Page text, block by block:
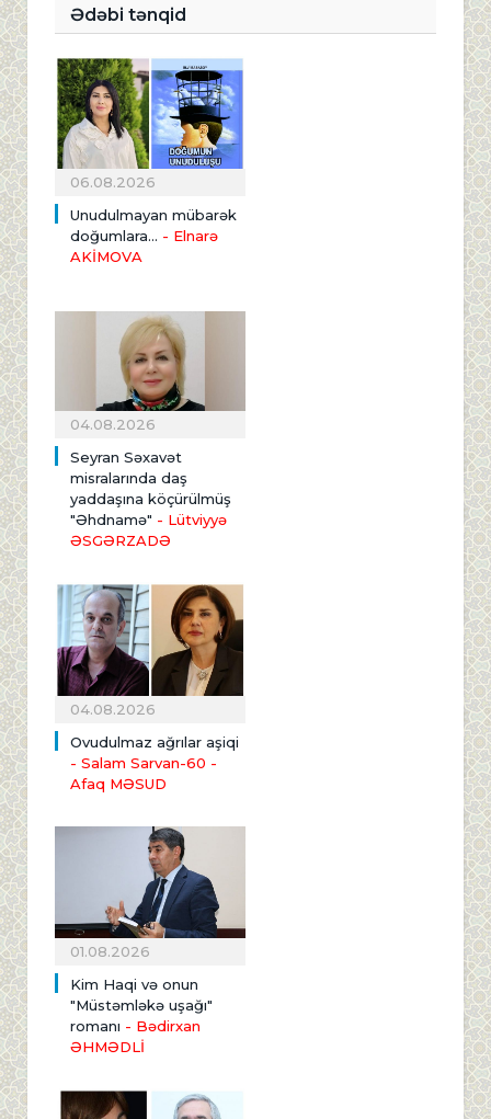
Ədəbi tənqid
06.08.2026
Unudulmayan mübarək
doğumlara... - Elnarə
AKİMOVA
04.08.2026
Seyran Səxavət
misralarında daş
yaddaşına köçürülmüş
"Əhdnamə" - Lütviyyə
ƏSGƏRZADƏ
04.08.2026
Ovudulmaz ağrılar aşiqi
- Salam Sarvan-60 -
Afaq MƏSUD
01.08.2026
Kim Haqi və onun
"Müstəmləkə uşağı"
romanı - Bədirxan
ƏHMƏDLİ